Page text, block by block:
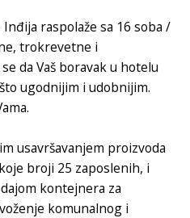
Inđija raspolaže sa 16 soba /
trokrevetne i
da Vaš boravak u hotelu
ugodnijim i udobnijim.
usavršavanjem proizvoda
broji 25 zaposlenih, i
kontejnera za
komunalnog i